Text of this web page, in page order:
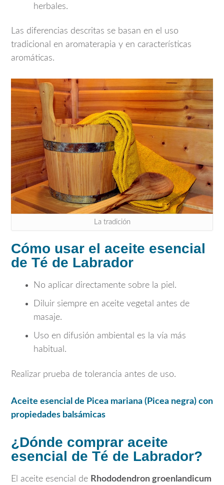
herbales.
Las diferencias descritas se basan en el uso
tradicional en aromaterapia y en características
aromáticas.
La tradición
Cómo usar el aceite esencial
de Té de Labrador
No aplicar directamente sobre la piel.
Diluir siempre en aceite vegetal antes de
masaje.
Uso en difusión ambiental es la vía más
habitual.
Realizar prueba de tolerancia antes de uso.
Aceite esencial de Picea mariana (Picea negra) con
propiedades balsámicas
¿Dónde comprar aceite
esencial de Té de Labrador?
El aceite esencial de Rhododendron groenlandicum